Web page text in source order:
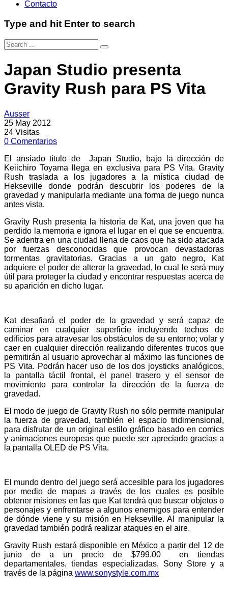
Contacto
Type and hit Enter to search
Japan Studio presenta
Gravity Rush para PS Vita
Ausser
25 May 2012
24 Visitas
0 Comentarios
El ansiado título de Japan Studio, bajo la dirección de
Keiichiro Toyama llega en exclusiva para PS Vita. Gravity
Rush traslada a los jugadores a la mística ciudad de
Hekseville donde podrán descubrir los poderes de la
gravedad y manipularla mediante una forma de juego nunca
antes vista.
Gravity Rush presenta la historia de Kat, una joven que ha
perdido la memoria e ignora el lugar en el que se encuentra.
Se adentra en una ciudad llena de caos que ha sido atacada
por fuerzas desconocidas que provocan devastadoras
tormentas gravitatorias. Gracias a un gato negro, Kat
adquiere el poder de alterar la gravedad, lo cual le será muy
útil para proteger la ciudad y encontrar respuestas acerca de
su aparición en dicho lugar.
Kat desafiará el poder de la gravedad y será capaz de
caminar en cualquier superficie incluyendo techos de
edificios para atravesar los obstáculos de su entorno; volar y
caer en cualquier dirección realizando diferentes trucos que
permitirán al usuario aprovechar al máximo las funciones de
PS Vita. Podrán hacer uso de los dos joysticks analógicos,
la pantalla táctil frontal, el panel trasero y el sensor de
movimiento para controlar la dirección de la fuerza de
gravedad.
El modo de juego de Gravity Rush no sólo permite manipular
la fuerza de gravedad, también el espacio tridimensional,
para disfrutar de un original estilo gráfico basado en comics
y animaciones europeas que puede ser apreciado gracias a
la pantalla OLED de PS Vita.
El mundo dentro del juego será accesible para los jugadores
por medio de mapas a través de los cuales es posible
obtener misiones en las que Kat tendrá que buscar objetos o
personajes y enfrentarse a algunos enemigos para entender
de dónde viene y su misión en Hekseville. Al manipular la
gravedad también podrá realizar ataques en el aire.
Gravity Rush estará disponible en México a partir del 12 de
junio de a un precio de $799.00 en tiendas
departamentales, tiendas especializadas, Sony Store y a
través de la página www.sonystyle.com.mx